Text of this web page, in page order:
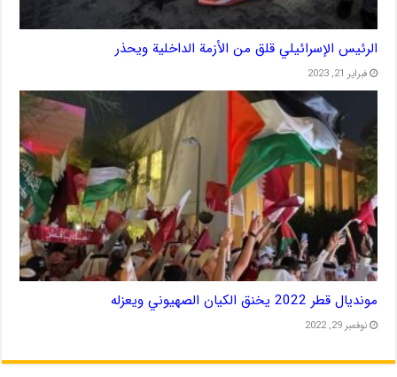
الرئيس الإسرائيلي قلق من الأزمة الداخلية ويحذر
فبراير 21, 2023
مونديال قطر 2022 يخنق الكيان الصهيوني ويعزله
نوفمبر 29, 2022